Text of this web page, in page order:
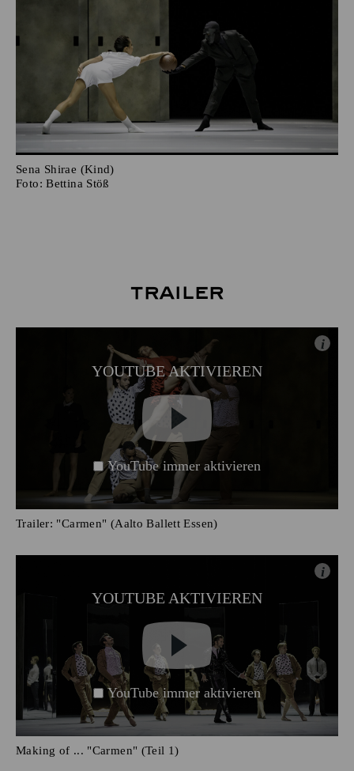
Sena Shirae (Kind)
Foto: Bettina Stöß
Trailer
YOUTUBE AKTIVIEREN
i
YouTube immer aktivieren
Trailer: "Carmen" (Aalto Ballett Essen)
YOUTUBE AKTIVIEREN
i
YouTube immer aktivieren
Making of ... "Carmen" (Teil 1)